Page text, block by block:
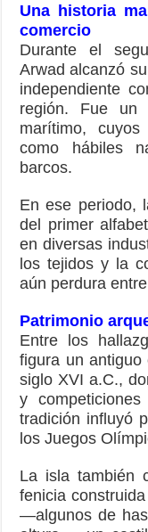
Una historia
comercio
Durante el
Arwad alcanzó
independiente
región. Fue un
marítimo, cuyos
como hábiles
barcos.
En ese periodo,
del primer
en diversas
los tejidos y la
aún perdura
Patrimonio
Entre los
figura un antiguo
siglo XVI a.C.,
y
tradición influyó
los Juegos
La isla también
fenicia
—algunos de